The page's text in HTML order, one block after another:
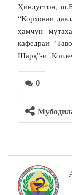
Ҳиндустон,
“Корхонаи
ҳамчун
кафедраи
Шарқ”-и
0